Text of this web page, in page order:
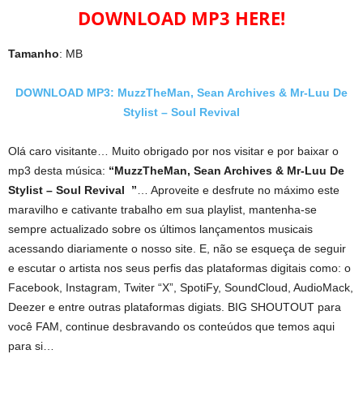
DOWNLOAD MP3 HERE!
Tamanho: MB
DOWNLOAD MP3: MuzzTheMan, Sean Archives & Mr-Luu De
Stylist – Soul Revival
Olá caro visitante… Muito obrigado por nos visitar e por baixar o
mp3 desta música: “MuzzTheMan, Sean Archives & Mr-Luu De
Stylist – Soul Revival ” … Aproveite e desfrute no máximo este
maravilho e cativante trabalho em sua playlist, mantenha-se
sempre actualizado sobre os últimos lançamentos musicais
acessando diariamente o nosso site. E, não se esqueça de seguir
e escutar o artista nos seus perfis das plataformas digitais como: o
Facebook, Instagram, Twiter “X”, SpotiFy, SoundCloud, AudioMack,
Deezer e entre outras plataformas digiats. BIG SHOUTOUT para
você FAM, continue desbravando os conteúdos que temos aqui
para si…